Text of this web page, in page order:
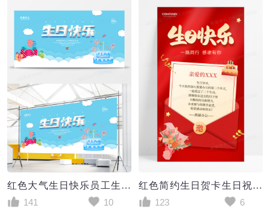
红色大气生日快乐员工生日会展板设计
141
10
红色简约生日贺卡生日祝福生日快乐手机文案海报
123
6